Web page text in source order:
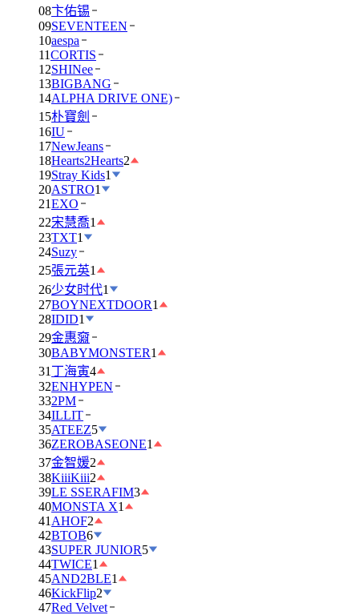
08卞佑锡
09SEVENTEEN
10aespa
11CORTIS
12SHINee
13BIGBANG
14ALPHA DRIVE ONE)
15朴寶劍
16IU
17NewJeans
18Hearts2Hearts2
19Stray Kids1
20ASTRO1
21EXO
22宋慧喬1
23TXT1
24Suzy
25張元英1
26少女时代1
27BOYNEXTDOOR1
28IDID1
29金惠奫
30BABYMONSTER1
31 丁海寅4
32ENHYPEN
332PM
34ILLIT
35ATEEZ5
36ZEROBASEONE1
37金智媛2
38KiiiKiii2
39LE SSERAFIM3
40MONSTA X1
41 AHOF2
42BTOB6
43SUPER JUNIOR5
44TWICE1
45AND2BLE1
46KickFlip2
47Red Velvet